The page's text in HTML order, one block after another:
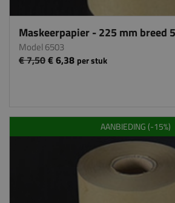
Maskeerpapier - 225 mm breed
Model 6503
€ 7,50€ 6,38 per stuk
AANBIEDING (-15%)